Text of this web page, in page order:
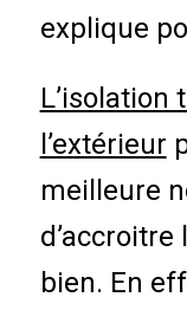
explique
L’isolation
l’extérieur
meilleure
d’accroitre
bien. En